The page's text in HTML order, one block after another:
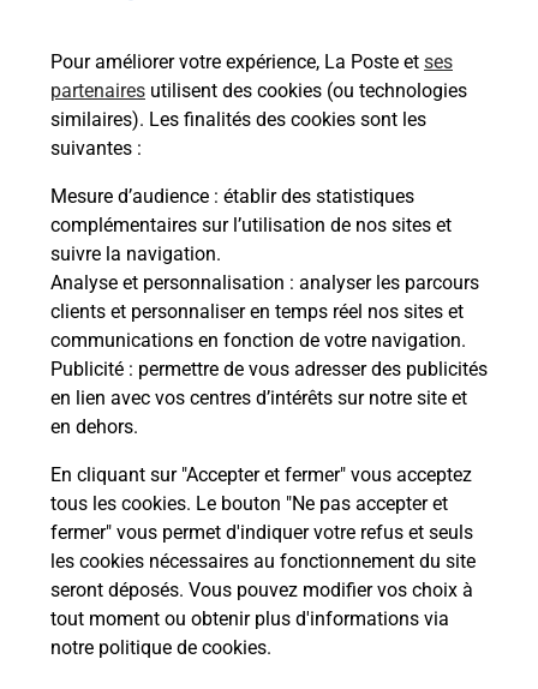
Pour améliorer votre expérience, La Poste et ses
partenaires utilisent des cookies (ou technologies
similaires). Les finalités des cookies sont les
suivantes :
Mesure d’audience : établir des statistiques
complémentaires sur l’utilisation de nos sites et
suivre la navigation.
Analyse et personnalisation : analyser les parcours
clients et personnaliser en temps réel nos sites et
communications en fonction de votre navigation.
Publicité : permettre de vous adresser des publicités
en lien avec vos centres d’intérêts sur notre site et
en dehors.
En cliquant sur "Accepter et fermer" vous acceptez
tous les cookies. Le bouton "Ne pas accepter et
fermer" vous permet d'indiquer votre refus et seuls
les cookies nécessaires au fonctionnement du site
seront déposés. Vous pouvez modifier vos choix à
tout moment ou obtenir plus d'informations via
notre politique de cookies.
Malin !
La Poste
en ligne
Ouvert 24h/24
En savoir plus
LAVELANET
CONSIGNE SUPER U LAVELANET